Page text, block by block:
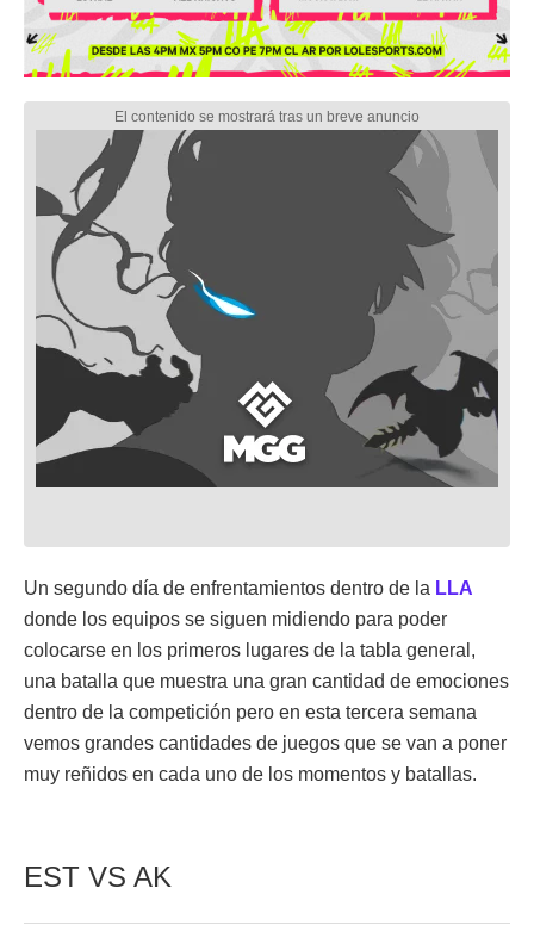
Un segundo día de enfrentamientos dentro de la LLA
donde los equipos se siguen midiendo para poder
colocarse en los primeros lugares de la tabla general,
una batalla que muestra una gran cantidad de emociones
dentro de la competición pero en esta tercera semana
vemos grandes cantidades de juegos que se van a poner
muy reñidos en cada uno de los momentos y batallas.
EST VS AK